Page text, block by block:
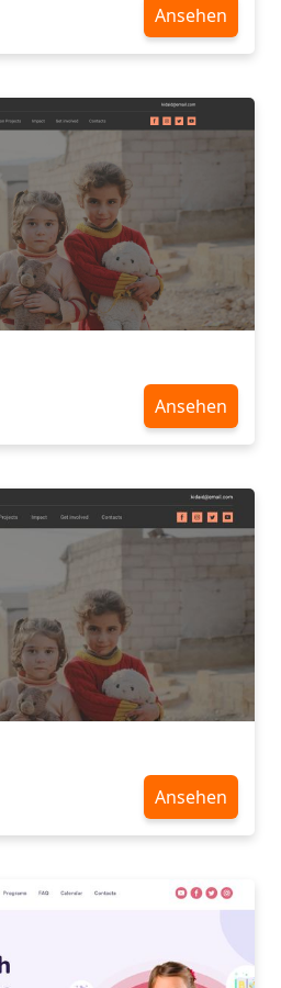
Ansehen
Ansehen
Ansehen